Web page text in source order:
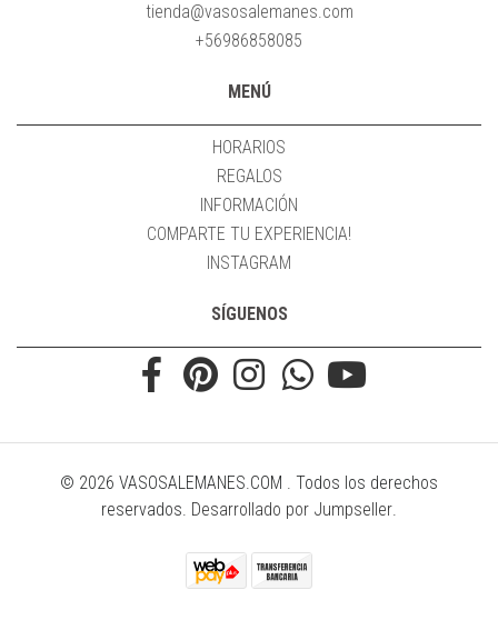
tienda@vasosalemanes.com
+56986858085
MENÚ
HORARIOS
REGALOS
INFORMACIÓN
COMPARTE TU EXPERIENCIA!
INSTAGRAM
SÍGUENOS
© 2026 VASOSALEMANES.COM . Todos los derechos
reservados. Desarrollado por Jumpseller.